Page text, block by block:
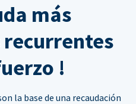
más
!
la base de una recaudación